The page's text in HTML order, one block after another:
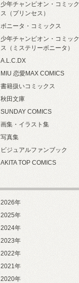
少年チャンピオン・コミック
ス（プリンセス）
ボニータ・コミックス
少年チャンピオン・コミック
ス（ミステリーボニータ）
A.L.C.DX
MIU 恋愛MAX COMICS
書籍扱いコミックス
秋田文庫
SUNDAY COMICS
画集・イラスト集
写真集
ビジュアルファンブック
AKITA TOP COMICS
2026年
2025年
2024年
2023年
2022年
2021年
2020年